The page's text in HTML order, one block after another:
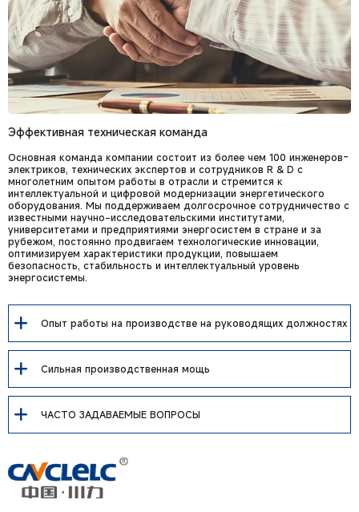
Эффективная техническая команда
Основная команда компании состоит из более чем 100 инженеров-
электриков, технических экспертов и сотрудников R & D с
многолетним опытом работы в отрасли и стремится к
интеллектуальной и цифровой модернизации энергетического
оборудования. Мы поддерживаем долгосрочное сотрудничество с
известными научно-исследовательскими институтами,
университетами и предприятиями энергосистем в стране и за
рубежом, постоянно продвигаем технологические инновации,
оптимизируем характеристики продукции, повышаем
безопасность, стабильность и интеллектуальный уровень
энергосистемы.
Опыт работы на производстве на руководящих должностях
Сильная производственная мощь
ЧАСТО ЗАДАВАЕМЫЕ ВОПРОСЫ